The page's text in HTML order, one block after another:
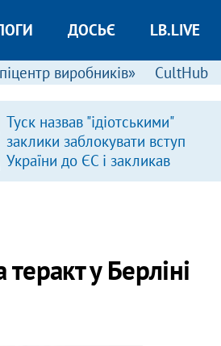
ДОСЬЄ LB.LIVE
виробників» CultHub
Туск назвав "ідіотськими"
заклики заблокувати вступ
України до ЄС і закликав
припинити антиукраїнську
у Берліні